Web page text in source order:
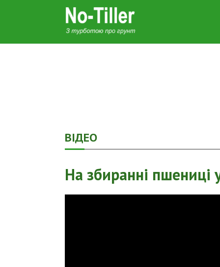
ВІДЕО
На збиранні